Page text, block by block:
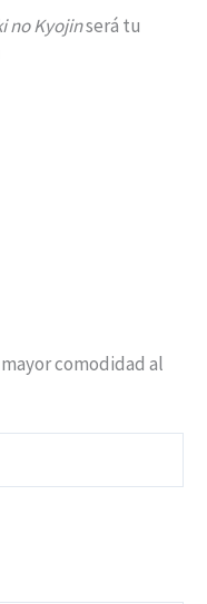
no Kyojinserá tu
comodidad al